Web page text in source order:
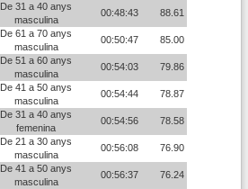
De 31 a 40 anys
masculina
00:48:43 88.61
De 61 a 70 anys
masculina
00:50:47 85.00
De 51 a 60 anys
masculina
00:54:03 79.86
De 41 a 50 anys
masculina
00:54:44 78.87
De 31 a 40 anys
femenina
00:54:56 78.58
De 21 a 30 anys
masculina
00:56:08 76.90
De 41 a 50 anys
masculina
00:56:37 76.24